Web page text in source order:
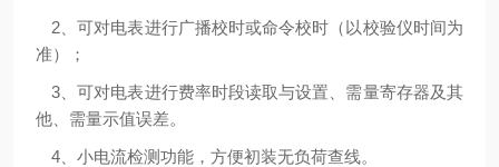
2、可对电表进行广播校时或命令校时（以校验仪时间为
准）；
3、可对电表进行费率时段读取与设置、需量寄存器及其
他、需量示值误差。
4、小电流检测功能，方便初装无负荷查线。